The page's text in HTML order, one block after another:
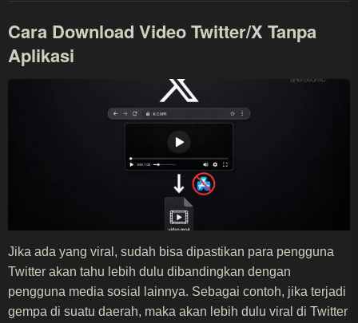
Cara Download Video Twitter/X Tanpa
Aplikasi
Jika ada yang viral, sudah bisa dipastikan para pengguna
Twitter akan tahu lebih dulu dibandingkan dengan
pengguna media sosial lainnya. Sebagai contoh, jika terjadi
gempa di suatu daerah, maka akan lebih dulu viral di Twitter